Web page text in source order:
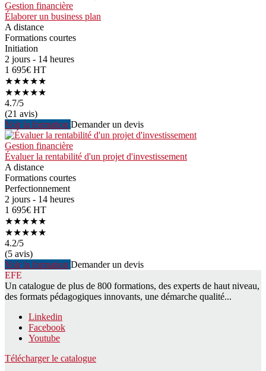
Gestion financière
Élaborer un business plan
A distance
Formations courtes
Initiation
2 jours - 14 heures
1 695€ HT
★★★★★
★★★★★
4.7/5
(21 avis)
Voir la formation Demander un devis
Gestion financière
Évaluer la rentabilité d'un projet d'investissement
A distance
Formations courtes
Perfectionnement
2 jours - 14 heures
1 695€ HT
★★★★★
★★★★★
4.2/5
(5 avis)
Voir la formation Demander un devis
EFE
Un catalogue de plus de 800 formations, des experts de haut niveau,
des formats pédagogiques innovants, une démarche qualité...
Linkedin
Facebook
Youtube
Télécharger le catalogue